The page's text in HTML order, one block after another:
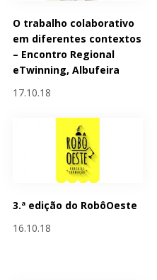
O trabalho colaborativo
em diferentes contextos
– Encontro Regional
eTwinning, Albufeira
17.10.18
3.ª edição do RobôOeste
16.10.18